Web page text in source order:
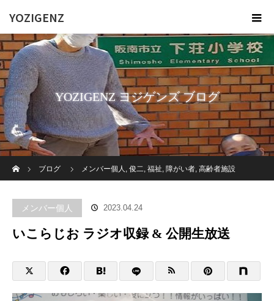
YOZIGENZ
YOZIGENZ ヨジゲンズ ブログ
ブログ
メンバー個人 , 俊二, 福祉, 障がい者, 高齢者施設
メンバー個人 2023.04.24
いこらじお ラジオ収録 & 公開生放送